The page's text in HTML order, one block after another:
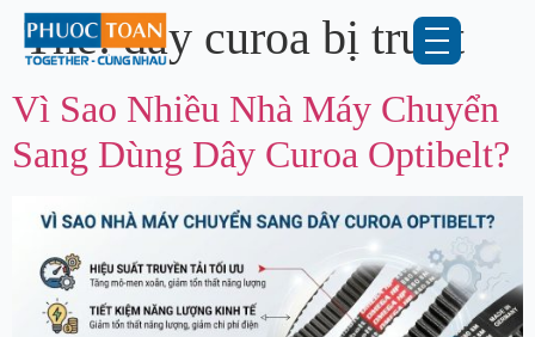
Thẻ:dây curoa bị trượt
Vì Sao Nhiều Nhà Máy Chuyển
Sang Dùng Dây Curoa Optibelt?